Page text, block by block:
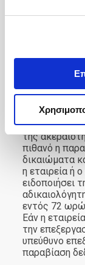
δυνατότητα
κάνουμε σε
Παραβίαση
σημειώνεται
οργανισμός
παραβίαση
της
πιθανό η
δικαιώματα
η εταιρεία ή
ειδοποιήσει
εντός 72
Εάν η
την
υπεύθυνο
παραβίαση